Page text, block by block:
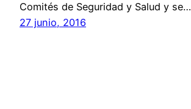
Comités de Seguridad y Salud y se…
27 junio, 2016